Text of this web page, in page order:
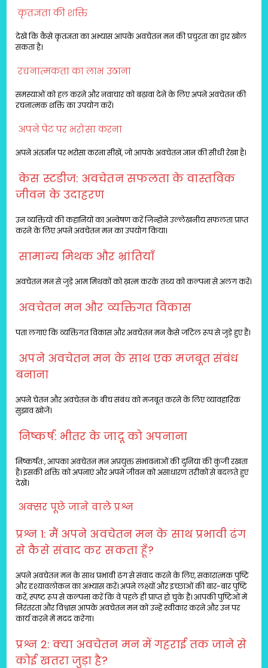
कृतज्ञता की शक्ति
देखें कि कैसे कृतज्ञता का अभ्यास आपके अवचेतन मन की प्रचुरता का द्वार खोल
सकता है।
रचनात्मकता का लाभ उठाना
समस्याओं को हल करने और नवाचार को बढ़ावा देने के लिए अपने अवचेतन की
रचनात्मक शक्ति का उपयोग करें।
अपने पेट पर भरोसा करना
अपने अंतर्ज्ञान पर भरोसा करना सीखें, जो आपके अवचेतन ज्ञान की सीधी रेखा है।
केस स्टडीज: अवचेतन सफलता के वास्तविक
जीवन के उदाहरण
उन व्यक्तियों की कहानियों का अन्वेषण करें जिन्होंने उल्लेखनीय सफलता प्राप्त
करने के लिए अपने अवचेतन मन का उपयोग किया।
सामान्य मिथक और भ्रांतियाँ
अवचेतन मन से जुड़े आम मिथकों को ख़त्म करके तथ्य को कल्पना से अलग करें।
अवचेतन मन और व्यक्तिगत विकास
पता लगाएं कि व्यक्तिगत विकास और अवचेतन मन कैसे जटिल रूप से जुड़े हुए हैं।
अपने अवचेतन मन के साथ एक मजबूत संबंध
बनाना
अपने चेतन और अवचेतन के बीच संबंध को मजबूत करने के लिए व्यावहारिक
सुझाव खोजें।
निष्कर्ष: भीतर के जादू को अपनाना
निष्कर्षतः, आपका अवचेतन मन अप्रयुक्त संभावनाओं की दुनिया की कुंजी रखता
है। इसकी शक्ति को अपनाएं और अपने जीवन को असाधारण तरीकों से बदलते हुए
देखें।
अक्सर पूछे जाने वाले प्रश्न
प्रश्न 1: मैं अपने अवचेतन मन के साथ प्रभावी ढंग
से कैसे संवाद कर सकता हूँ?
अपने अवचेतन मन के साथ प्रभावी ढंग से संवाद करने के लिए, सकारात्मक पुष्टि
और दृश्यावलोकन का अभ्यास करें। अपने लक्ष्यों और इच्छाओं की बार-बार पुष्टि
करें, स्पष्ट रूप से कल्पना करें कि वे पहले ही प्राप्त हो चुके हैं। आपकी पुष्टिओं में
निरंतरता और विश्वास आपके अवचेतन मन को उन्हें स्वीकार करने और उन पर
कार्य करने में मदद करेगा।
प्रश्न 2: क्या अवचेतन मन में गहराई तक जाने से
कोई खतरा जुड़ा है?